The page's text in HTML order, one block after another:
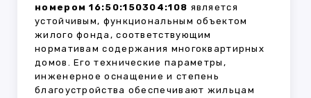
номером 16:50:150304:108 является
устойчивым, функциональным объектом
жилого фонда, соответствующим
нормативам содержания многоквартирных
домов. Его технические параметры,
инженерное оснащение и степень
благоустройства обеспечивают жильцам